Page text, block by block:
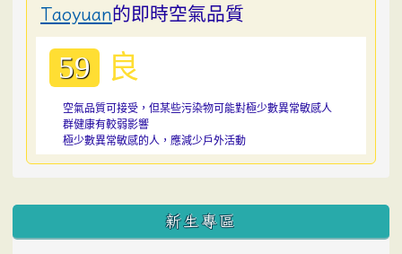
Taoyuan的即時空氣品質
59 良
空氣品質可接受，但某些污染物可能對極少數異常敏感人
群健康有較弱影響
極少數異常敏感的人，應減少戶外活動
:::
新生專區